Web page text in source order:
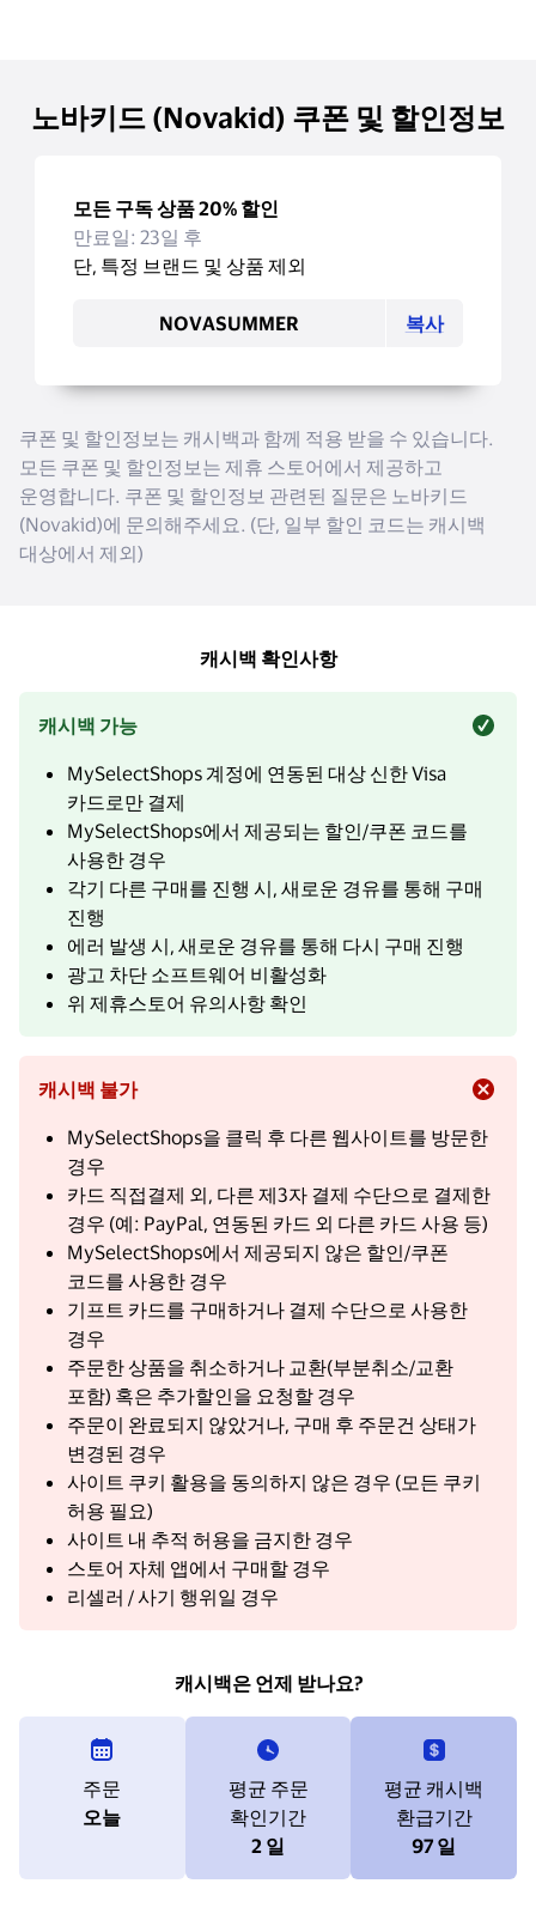
노바키드 (Novakid) 쿠폰 및 할인정보
모든 구독 상품 20% 할인
만료일: 23일 후
단, 특정 브랜드 및 상품 제외
복사
쿠폰 및 할인정보는 캐시백과 함께 적용 받을 수 있습니다.
모든 쿠폰 및 할인정보는 제휴 스토어에서 제공하고
운영합니다. 쿠폰 및 할인정보 관련된 질문은 노바키드
(Novakid)에 문의해주세요. (단, 일부 할인 코드는 캐시백
대상에서 제외)
캐시백 확인사항
캐시백 가능
MySelectShops 계정에 연동된 대상 신한 Visa
카드로만 결제
MySelectShops에서 제공되는 할인/쿠폰 코드를
사용한 경우
각기 다른 구매를 진행 시, 새로운 경유를 통해 구매
진행
에러 발생 시, 새로운 경유를 통해 다시 구매 진행
광고 차단 소프트웨어 비활성화
위 제휴스토어 유의사항 확인
캐시백 불가
MySelectShops을 클릭 후 다른 웹사이트를 방문한
경우
카드 직접결제 외, 다른 제3자 결제 수단으로 결제한
경우 (예: PayPal, 연동된 카드 외 다른 카드 사용 등)
MySelectShops에서 제공되지 않은 할인/쿠폰
코드를 사용한 경우
기프트 카드를 구매하거나 결제 수단으로 사용한
경우
주문한 상품을 취소하거나 교환(부분취소/교환
포함) 혹은 추가할인을 요청할 경우
주문이 완료되지 않았거나, 구매 후 주문건 상태가
변경된 경우
사이트 쿠키 활용을 동의하지 않은 경우 (모든 쿠키
허용 필요)
사이트 내 추적 허용을 금지한 경우
스토어 자체 앱에서 구매할 경우
리셀러 / 사기 행위일 경우
캐시백은 언제 받나요?
주문
오늘
평균 주문
확인기간
2 일
평균 캐시백
환급기간
97 일